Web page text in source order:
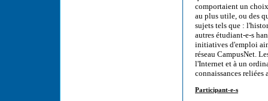
comportaient un
au plus utile, ou des
sujets tels que :
autres étudiant-e-s
initiatives d'emploi
réseau CampusNet.
l'Internet et à un
connaissances
Participant-e-s